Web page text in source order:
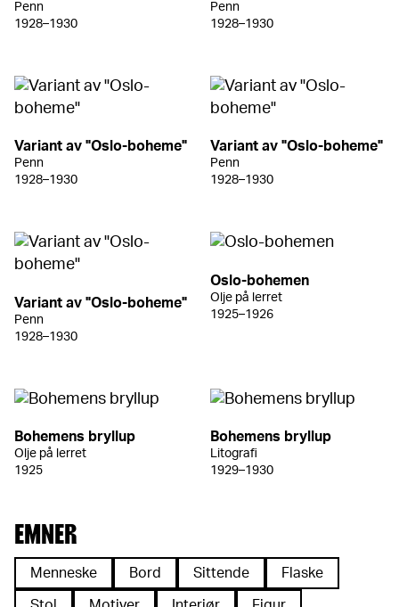
Penn
1928–1930
Penn
1928–1930
Variant av "Oslo-boheme"
Penn
1928–1930
Variant av "Oslo-boheme"
Penn
1928–1930
Variant av "Oslo-boheme"
Penn
1928–1930
Oslo-bohemen
Olje på lerret
1925–1926
Bohemens bryllup
Olje på lerret
1925
Bohemens bryllup
Litografi
1929–1930
EMNER
Menneske Bord Sittende Flaske